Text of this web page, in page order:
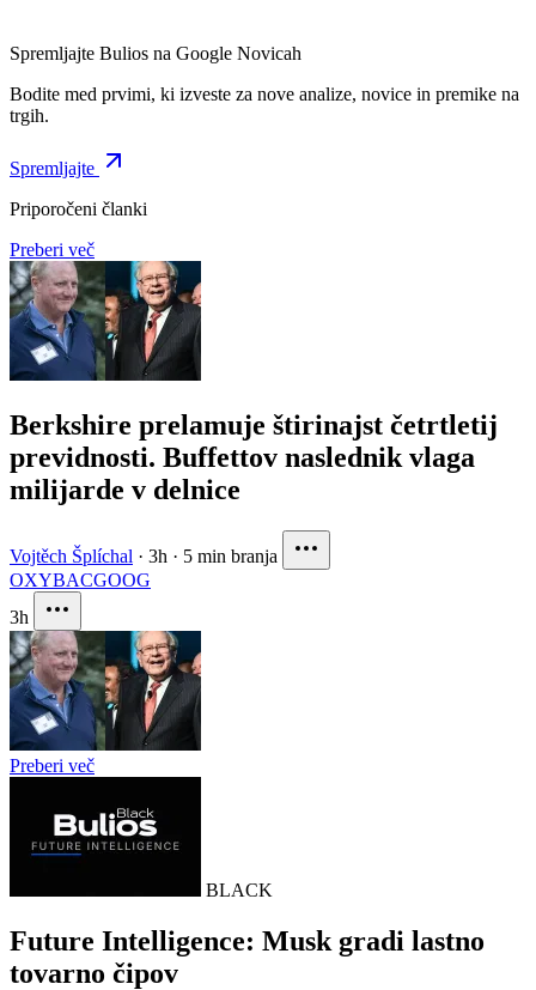
Spremljajte Bulios na Google Novicah
Bodite med prvimi, ki izveste za nove analize, novice in premike na
trgih.
Spremljajte
Priporočeni članki
Preberi več
Berkshire prelamuje štirinajst četrtletij
previdnosti. Buffettov naslednik vlaga
milijarde v delnice
Vojtěch Šplíchal · 3h · 5 min branja
OXYBACGOOG
3h
Preberi več
BLACK
Future Intelligence: Musk gradi lastno
tovarno čipov